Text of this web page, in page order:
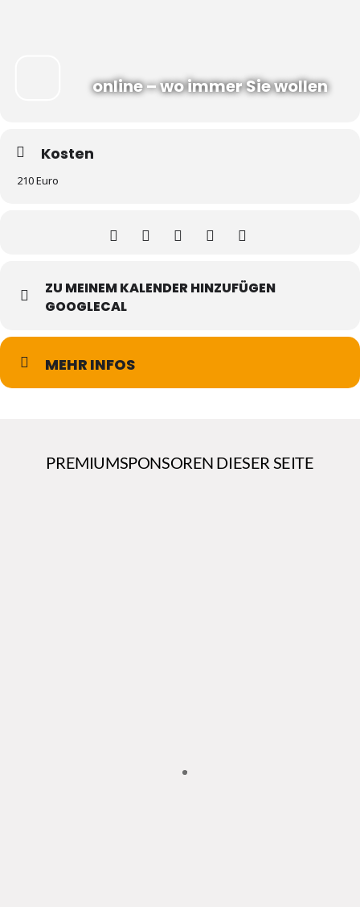
online – wo immer Sie wollen
Kosten
210 Euro
ZU MEINEM KALENDER HINZUFÜGEN
GOOGLECAL
MEHR INFOS
PREMIUMSPONSOREN DIESER SEITE